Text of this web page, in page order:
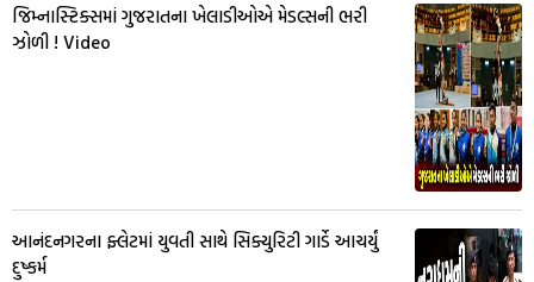
જિમ્નાસ્ટિક્સમાં ગુજરાતના ખેલાડીઓએ મેડલ્સની ભરી
ઝોળી ! Video
આનંદનગરના ફ્લેટમાં યુવતી સાથે સિક્યુરિટી ગાર્ડે આચર્યું
દુષ્કર્મ